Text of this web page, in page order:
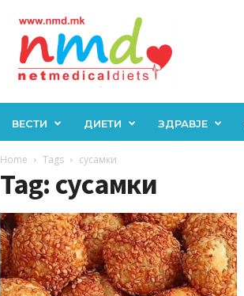
ВЕСТИ ДИЕТИ ЗДРАВЈЕ
Home Tags сусамки
Tag: сусамки